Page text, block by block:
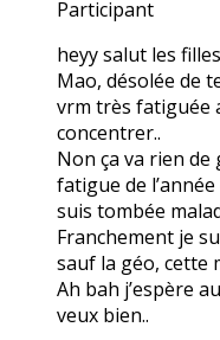
Participant
heyy salut les
Mao, désolée de
vrm très fatiguée
concentrer..
Non ça va rien de
fatigue de
suis tombée
Franchement je
sauf la géo, cette
Ah bah j’espère
veux bien..